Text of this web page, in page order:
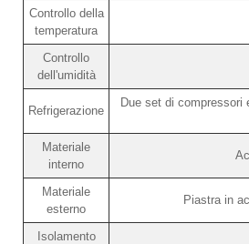
Controllo della
temperatura
Controllo
dell'umidità
Refrigerazione
Due set di compressori
Materiale
interno
Materiale
esterno
Piastra in
Isolamento